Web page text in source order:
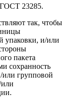
23285.
так, чтобы
упаковки, и/или
пакета
сохранность
или групповой